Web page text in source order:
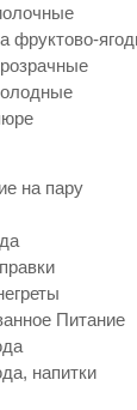
фруктово-
на пару
Питание
напитки